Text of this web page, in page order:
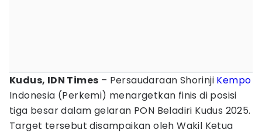
Kudus, IDN Times – Persaudaraan Shorinji Kempo
Indonesia (Perkemi) menargetkan finis di posisi
tiga besar dalam gelaran PON Beladiri Kudus 2025.
Target tersebut disampaikan oleh Wakil Ketua